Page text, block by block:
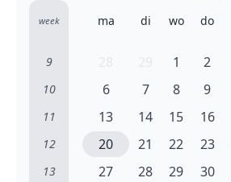
week ma di wo do
9 1 2
10 6 7 8 9
11 13 14 15 16
12 20 21 22 23
13 27 28 29 30